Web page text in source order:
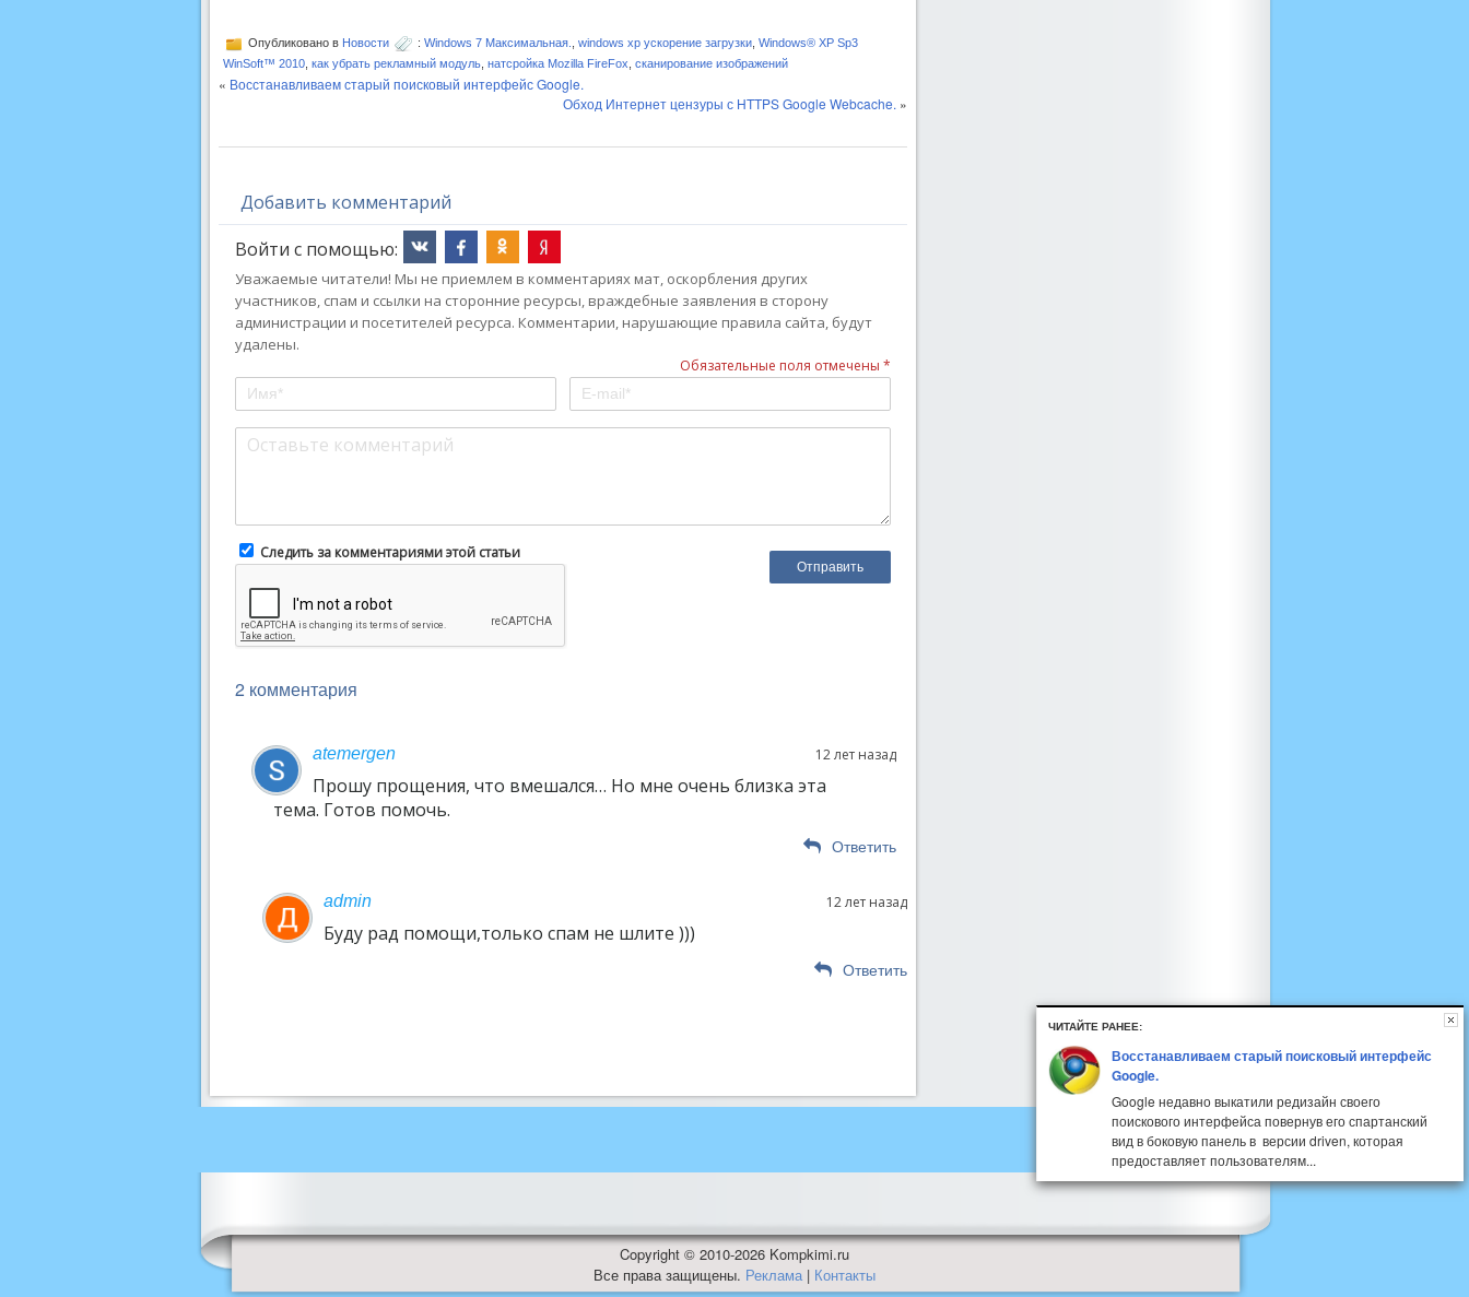
Опубликовано в Новости : Windows 7 Максимальная. windows xp ускорение загрузки, Windows® XP Sp3
WinSoft™ 2010, как убрать рекламный модуль, натсройка Mozilla FireFox сканирование изображений
« Восстанавливаем старый поисковый интерфейс Google.
Обход Интернет цензуры с HTTPS Google Webcache. »
Добавить комментарий
Войти с помощью:
Уважаемые читатели! Мы не приемлем в комментариях мат, оскорбления других
участников, спам и ссылки на сторонние ресурсы, враждебные заявления в сторону
администрации и посетителей ресурса. Комментарии, нарушающие правила сайта, будут
удалены.
Обязательные поля отмечены *
Следить за комментариями этой статьи
2 комментария
atemergen 12 лет назад
Прошу прощения, что вмешался… Но мне очень близка эта
тема. Готов помочь.
Ответить
admin 12 лет назад
Буду рад помощи,только спам не шлите )))
Ответить
Copyright © 2010-2026 Kompkimi.ru
Все права защищены. Реклама| Контакты
ЧИТАЙТЕ РАНЕЕ:
Восстанавливаем старый поисковый интерфейс
Google.
Google недавно выкатили редизайн своего
поискового интерфейса повернув его спартанский
вид в боковую панель в версии driven, которая
предоставляет пользователям...